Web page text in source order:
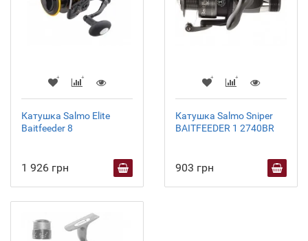
Катушка Salmo Elite
Baitfeeder 8
1 926 грн
Катушка Salmo Sniper
BAITFEEDER 1 2740BR
903 грн